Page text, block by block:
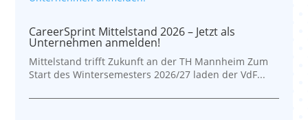
CareerSprint Mittelstand 2026 – Jetzt als
Unternehmen anmelden!
Mittelstand trifft Zukunft an der TH Mannheim Zum
Start des Wintersemesters 2026/27 laden der VdF...